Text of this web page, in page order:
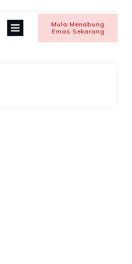
Mula Menabung
Emas Sekarang